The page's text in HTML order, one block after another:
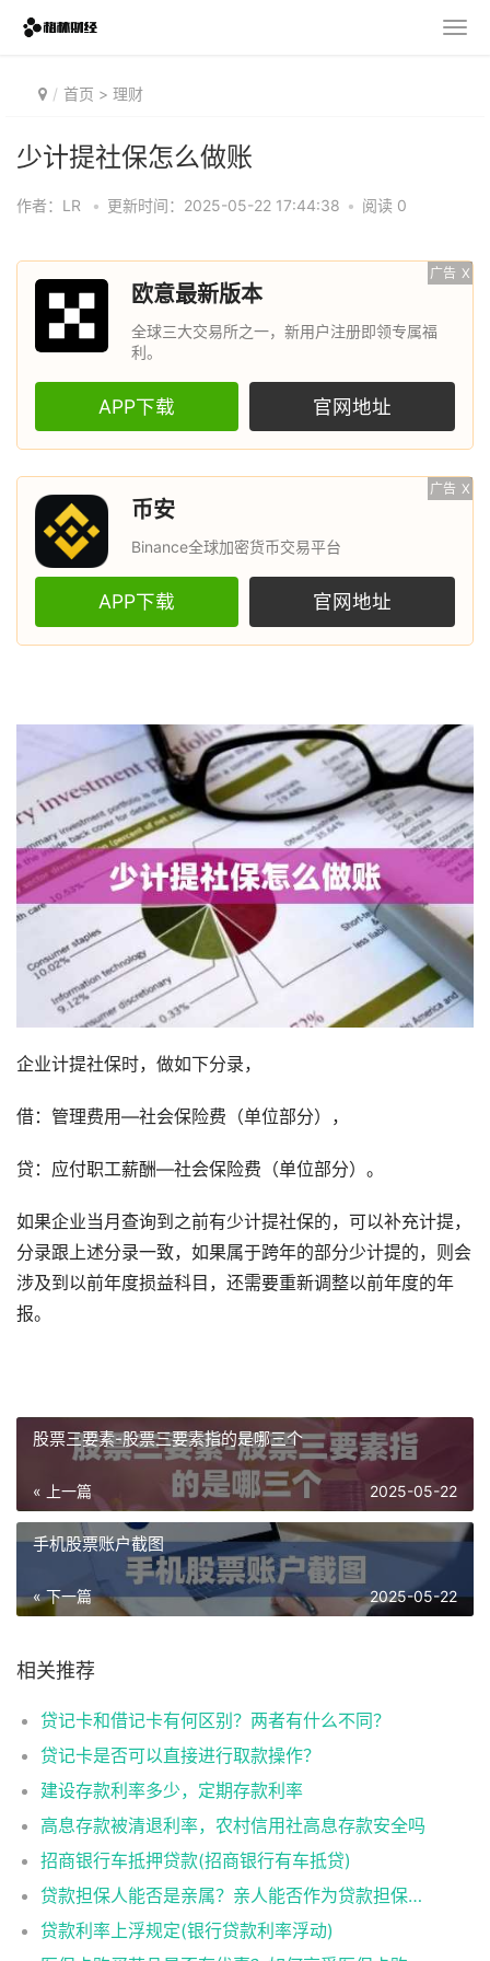
首页 > 理财
少计提社保怎么做账
作者：LR • 更新时间：2025-05-22 17:44:38 • 阅读 0
广告 X
欧意最新版本
全球三大交易所之一，新用户注册即领专属福
利。
APP下载 官网地址
广告 X
币安
Binance全球加密货币交易平台
APP下载 官网地址
企业计提社保时，做如下分录，
借：管理费用—社会保险费（单位部分），
贷：应付职工薪酬—社会保险费（单位部分）。
如果企业当月查询到之前有少计提社保的，可以补充计提，
分录跟上述分录一致，如果属于跨年的部分少计提的，则会
涉及到以前年度损益科目，还需要重新调整以前年度的年
报。
股票三要素-股票三要素指的是哪三个
« 上一篇 2025-05-22
手机股票账户截图
« 下一篇 2025-05-22
相关推荐
贷记卡和借记卡有何区别？两者有什么不同？
贷记卡是否可以直接进行取款操作？
建设存款利率多少，定期存款利率
高息存款被清退利率，农村信用社高息存款安全吗
招商银行车抵押贷款(招商银行有车抵贷)
贷款担保人能否是亲属？亲人能否作为贷款担保人？
贷款利率上浮规定(银行贷款利率浮动)